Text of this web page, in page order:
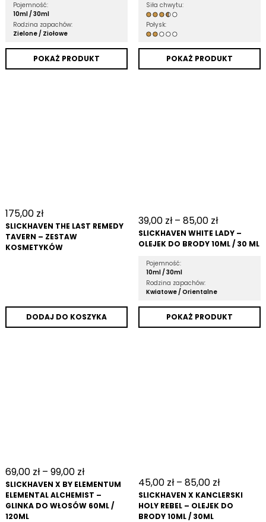
Pojemność:
10ml /30ml
Rodzina zapachów:
Zielone / Ziołowe
POKAŻ PRODUKT
Siła chwytu:
Połysk:
POKAŻ PRODUKT
175,00 zł
SLICKHAVEN THE LAST REMEDY
TAVERN – ZESTAW
KOSMETYKÓW
DODAJ DO KOSZYKA
39,00 zł– 85,00 zł
SLICKHAVEN WHITE LADY –
OLEJEK DO BRODY 10ML / 30 ML
Pojemność:
10ml /30ml
Rodzina zapachów:
Kwiatowe /Orientalne
POKAŻ PRODUKT
69,00 zł– 99,00 zł
SLICKHAVEN X BY ELEMENTUM
ELEMENTAL ALCHEMIST –
GLINKA DO WŁOSÓW 60ML /
120ML
45,00 zł– 85,00 zł
SLICKHAVEN X KANCLERSKI
HOLY REBEL – OLEJEK DO
BRODY 10ML / 30ML